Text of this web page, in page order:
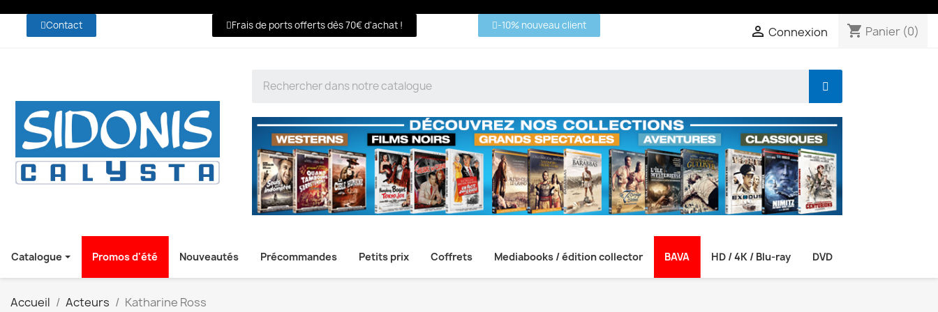
Contact Frais de ports offerts dès 70€ d'achat ! -10% nouveau client  Connexion shopping_cart Panier (0)
Catalogue Promos d'été Nouveautés Précommandes Petits prix Coffrets Mediabooks / édition collector BAVA HD / 4K / Blu-ray DVD
Accueil Acteurs Katharine Ross